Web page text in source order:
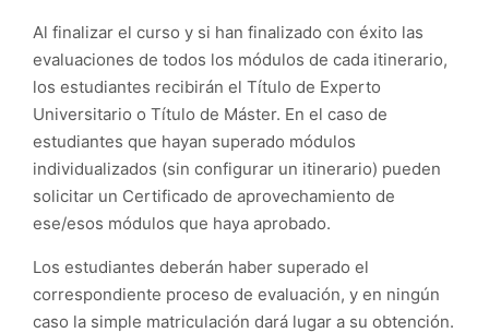
Al finalizar el curso y si han finalizado con éxito las
evaluaciones de todos los módulos de cada itinerario,
los estudiantes recibirán el Título de Experto
Universitario o Título de Máster. En el caso de
estudiantes que hayan superado módulos
individualizados (sin configurar un itinerario) pueden
solicitar un Certificado de aprovechamiento de
ese/esos módulos que haya aprobado.
Los estudiantes deberán haber superado el
correspondiente proceso de evaluación, y en ningún
caso la simple matriculación dará lugar a su obtención.